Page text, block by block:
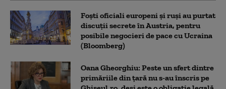
Foști oficiali europeni și ruși au purtat
discuții secrete în Austria, pentru
posibile negocieri de pace cu Ucraina
(Bloomberg)
Oana Gheorghiu: Peste un sfert dintre
primăriile din țară nu s-au înscris pe